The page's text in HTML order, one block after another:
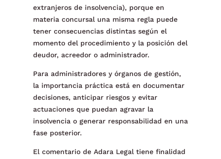
extranjeros de insolvencia), porque en
materia concursal una misma regla puede
tener consecuencias distintas según el
momento del procedimiento y la posición del
deudor, acreedor o administrador.
Para administradores y órganos de gestión,
la importancia práctica está en documentar
decisiones, anticipar riesgos y evitar
actuaciones que puedan agravar la
insolvencia o generar responsabilidad en una
fase posterior.
El comentario de Adara Legal tiene finalidad